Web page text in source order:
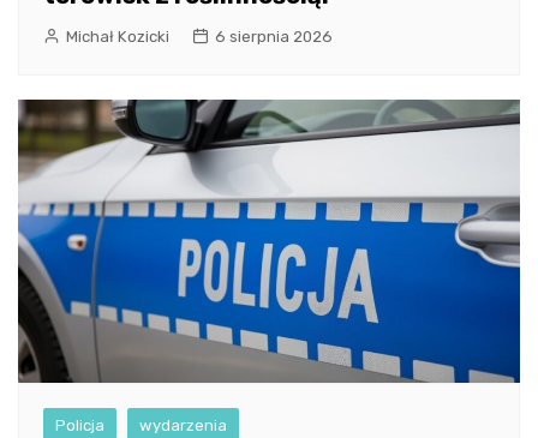
Michał Kozicki 6 sierpnia 2026
Policja wydarzenia